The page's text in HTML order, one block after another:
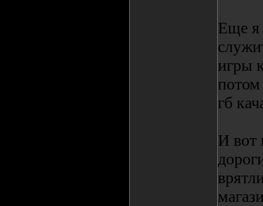
Еще я
игры
гб
И вот